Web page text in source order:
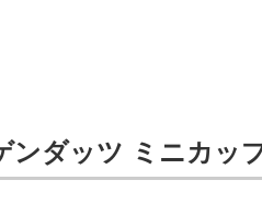
ンダッツ ミニカッ